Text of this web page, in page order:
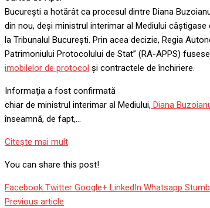
București a hotărât ca procesul dintre Diana
din nou, deși ministrul interimar al Mediului
la Tribunalul București. Prin acea decizie, Regia
Patrimoniului Protocolului de Stat” (RA-APPS)
imobilelor de protocol și contractele de închiriere.
Informaţia a fost confirmată
chiar de ministrul interimar al Mediului, Diana
înseamnă, de fapt,…
Citeşte mai mult
You can share this post!
Facebook Twitter Google+ LinkedIn Whatsapp
Previous article